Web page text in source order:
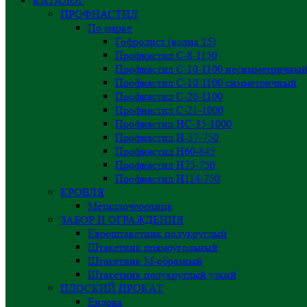
ПРОФНАСТИЛ
По марке
Гофролист (волна 15)
Профнастил С-8-1150
Профнастил С-10-1100 несимметричный
Профнастил С-10-1100 симметричный
Профнастил С-20-1100
Профнастил С-21-1000
Профнастил НС-35-1000
Профнастил H-57-750
Профнастил Н60-845
Профнастил Н75-750
Профнастил Н114-750
КРОВЛЯ
Металлочерепица
ЗАБОР И ОГРАЖДЕНИЯ
Евроштакетник полукруглый
Штакетник прямоугольный
Штакетник М-образный
Штакетник полукруглый узкий
ПЛОСКИЙ ПРОКАТ
Ендова